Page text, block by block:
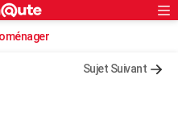
Sujet Suivant